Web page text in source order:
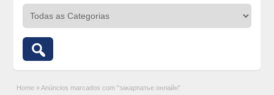
Home » Anúncios marcados com "закарпатье онлайн"